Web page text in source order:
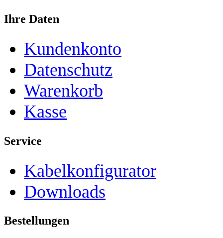
Ihre Daten
Kundenkonto
Datenschutz
Warenkorb
Kasse
Service
Kabelkonfigurator
Downloads
Bestellungen